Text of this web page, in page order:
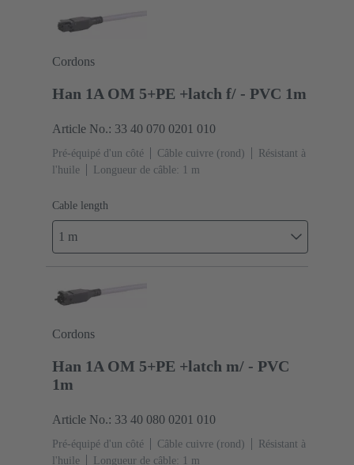
Cordons
Han 1A OM 5+PE +latch f/ - PVC 1m
Article No.: 33 40 070 0201 010
Pré-équipé d'un côté Câble cuivre (rond)
Résistant à
l'huile
Longueur de câble: 1 m
Cable length
1 m
Cordons
Han 1A OM 5+PE +latch m/ - PVC
1m
Article No.: 33 40 080 0201 010
Pré-équipé d'un côté Câble cuivre (rond)
Résistant à
l'huile
Longueur de câble: 1 m